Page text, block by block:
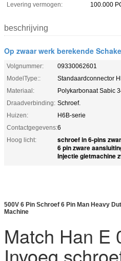
Levering vermogen:
100.000
beschrijving
Op zwaar werk berekende
Volgnummer:
09330062601
ModelType::
Standaardconnector
Materiaal:
Polykarbonaat Sabic
Draadverbinding: Schroef.
Huizen:
H6B-serie
Contactgegevens:6
Hoog licht:
schroef in 6-pins
6 pin zware
Injectie gietmachine
500V 6 Pin Schroef 6 Pin Man Heavy
Machine
Match Han E
Invoeg